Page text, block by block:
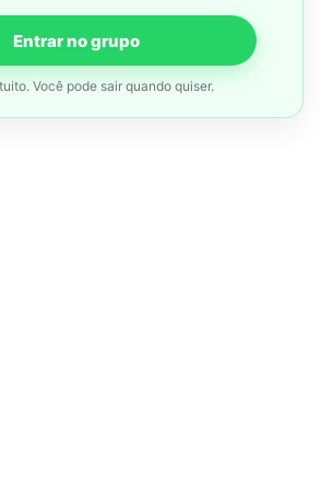
Entrar no grupo
Você pode sair quando quiser.